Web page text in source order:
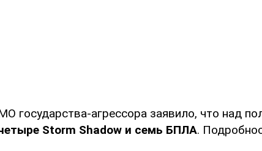
государства-агрессора заявило, что над
Storm Shadow и семь БПЛА.